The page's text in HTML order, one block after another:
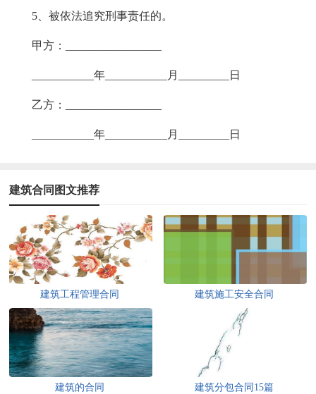
5、被依法追究刑事责任的。
甲方：_________________
___________年___________月_________日
乙方：_________________
___________年___________月_________日
建筑合同图文推荐
建筑工程管理合同 建筑施工安全合同
建筑的合同 建筑分包合同15篇